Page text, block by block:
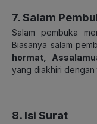
7. Salam
Salam pembuka
Biasanya salam
hormat,
yang diakhiri dengan
8. Isi Surat